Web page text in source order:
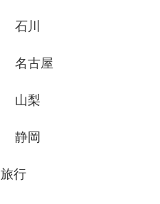
石川
名古屋
山梨
静岡
旅行